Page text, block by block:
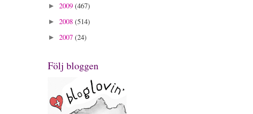
► 2009 (467)
► 2008 (514)
► 2007 (24)
Följ bloggen